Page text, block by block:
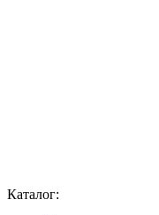
Каталог: